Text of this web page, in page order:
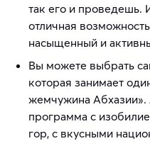
так его и проведешь.
отличная
насыщенный и
Вы можете выбрать
которая занимает
жемчужина Абхазии».
программа с
гор, с вкусными